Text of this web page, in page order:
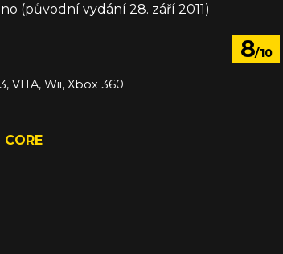
(původní vydání 28. září 2011)
8/10
VITA, Wii, Xbox 360